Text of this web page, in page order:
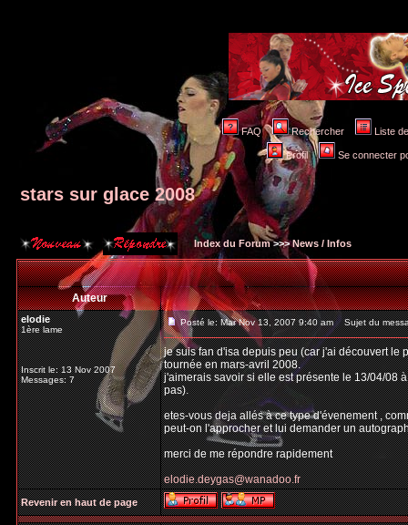
FAQ Rechercher Liste
Profil Se connecter
stars sur glace 2008
Index du Forum>>>News / Infos
Auteur
elodie
1ère lame
Inscrit le: 13 Nov 2007
Messages: 7
Posté le: Mar Nov 13, 2007 9:40 am Sujet du
je suis fan d'isa depuis peu (car j'ai découvert le
tournée en mars-avril 2008.
j'aimerais savoir si elle est présente le 13/04/08
pas).
etes-vous deja allés à ce type d'évenement ,
peut-on l'approcher et lui demander un
merci de me répondre rapidement
elodie.deygas@wanadoo.fr
Revenir en haut de page